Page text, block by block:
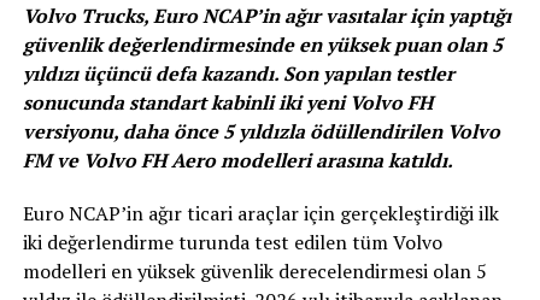
Dacia tam kapanma döneminde
Volvo Trucks, Euro NCAP’in ağır vasıtalar için yaptığı
güvenlik değerlendirmesinde en yüksek puan olan 5
yıldızı üçüncü defa kazandı. Son yapılan testler
sonucunda standart kabinli iki yeni Volvo FH
versiyonu, daha önce 5 yıldızla ödüllendirilen Volvo
FM ve Volvo FH Aero modelleri arasına katıldı.
Euro NCAP’in ağır ticari araçlar için gerçekleştirdiği ilk
iki değerlendirme turunda test edilen tüm Volvo
modelleri en yüksek güvenlik derecelendirmesi olan 5